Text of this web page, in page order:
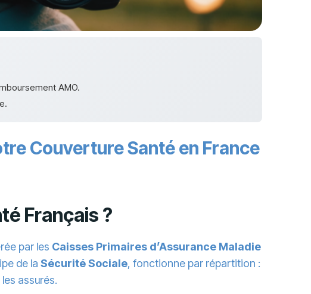
AMO.
Couverture Santé en France
Français ?
par les Caisses Primaires d’Assurance Maladie
de la Sécurité Sociale, fonctionne par répartition :
assurés.